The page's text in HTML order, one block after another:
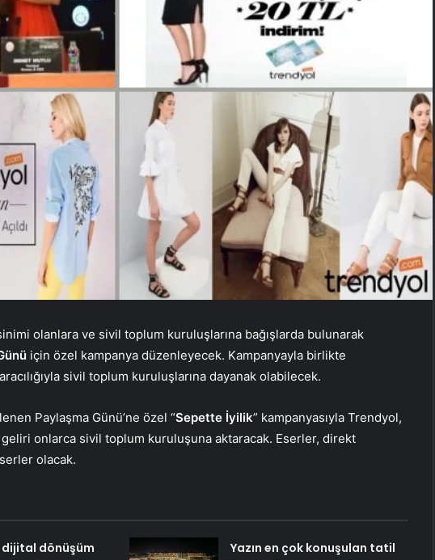
olanlara ve sivil toplum kuruluşlarına bağışlarda bulunarak
için özel kampanya düzenleyecek. Kampanyayla birlikte
sivil toplum kuruluşlarına dayanak olabilecek.
Paylaşma Günü’ne özel “Sepette İyilik” kampanyasıyla Trendyol,
onlarca sivil toplum kuruluşuna aktaracak. Eserler, direkt
olacak.
dijital dönüşüm
Yazın en çok konuşulan tatil